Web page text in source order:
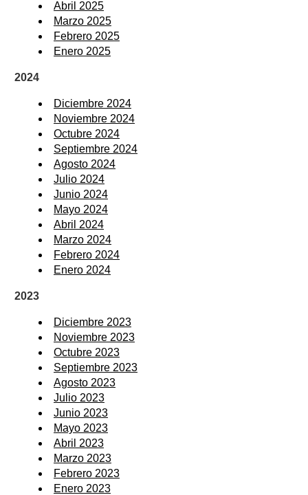
Abril 2025
Marzo 2025
Febrero 2025
Enero 2025
2024
Diciembre 2024
Noviembre 2024
Octubre 2024
Septiembre 2024
Agosto 2024
Julio 2024
Junio 2024
Mayo 2024
Abril 2024
Marzo 2024
Febrero 2024
Enero 2024
2023
Diciembre 2023
Noviembre 2023
Octubre 2023
Septiembre 2023
Agosto 2023
Julio 2023
Junio 2023
Mayo 2023
Abril 2023
Marzo 2023
Febrero 2023
Enero 2023